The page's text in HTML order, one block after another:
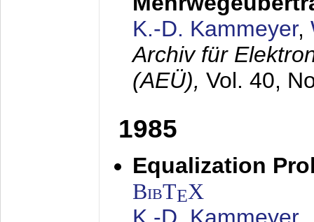
K.-D. Kammeyer,
Archiv für
(AEÜ), Vol. 40,
1985
Equalization
BibTEX